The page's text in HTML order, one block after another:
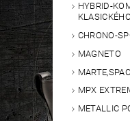
HYBRID-
CHRONO-
MAGNETO
MPX
METALLIC